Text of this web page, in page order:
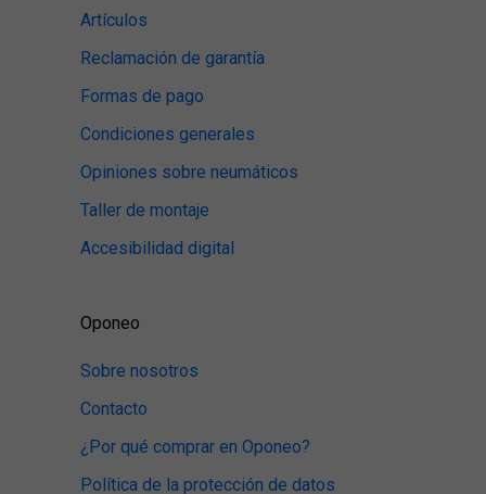
Artículos
Reclamación de garantía
Formas de pago
Condiciones generales
Opiniones sobre neumáticos
Taller de montaje
Accesibilidad digital
Oponeo
Sobre nosotros
Contacto
¿Por qué comprar en Oponeo?
Política de la protección de datos